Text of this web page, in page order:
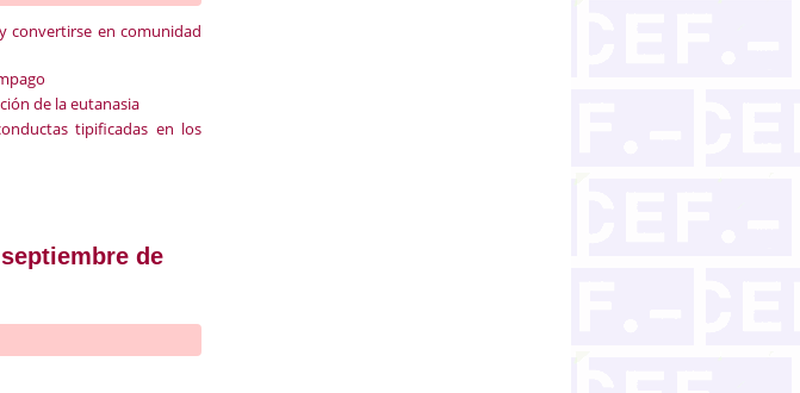
convertirse en comunidad
de la eutanasia
tipificadas en los
de